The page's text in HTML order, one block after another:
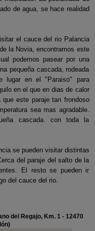
de agua, se hace realidad
el cauce del rio Palancia
la Novia, encontramos este
podemos pasear por una
pequeña cascada, rodeada
lugar en el "Paraiso" para
en el que en dias de calor
este paraje tan frondoso
sea mas agradable.
cascada. con toda la
se pueden visitar distintas
del paraje del salto de la
El resto se pueden ir
del cauce del rio.
del Regajo, Km. 1 - 12470